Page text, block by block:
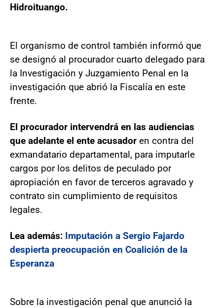
Hidroituango.
El organismo de control también informó que
se designó al procurador cuarto delegado para
la Investigación y Juzgamiento Penal en la
investigación que abrió la Fiscalía en este
frente.
El procurador intervendrá en las audiencias
que adelante el ente acusador en contra del
exmandatario departamental, para imputarle
cargos por los delitos de peculado por
apropiación en favor de terceros agravado y
contrato sin cumplimiento de requisitos
legales.
Lea además: Imputación a Sergio Fajardo
despierta preocupación en Coalición de la
Esperanza
Sobre la investigación penal que anunció la